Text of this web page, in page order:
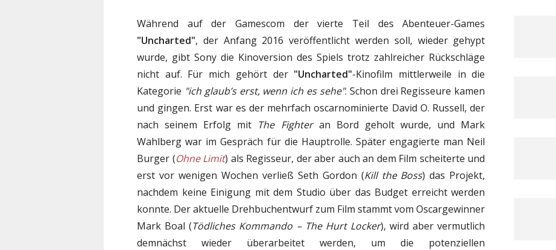
Während auf der Gamescom der vierte Teil des Abenteuer-Games
"Uncharted", der Anfang 2016 veröffentlicht werden soll, wieder gehypt
wurde, gibt Sony die Kinoversion des Spiels trotz zahlreicher Rückschläge
nicht auf. Für mich gehört der "Uncharted"-Kinofilm mittlerweile in die
Kategorie "ich glaub’s erst, wenn ich es sehe". Schon drei Regisseure kamen
und gingen. Erst war es der mehrfach oscarnominierte David O. Russell, der
nach seinem Erfolg mit The Fighteran Bord geholt wurde, und Mark
Wahlberg war im Gespräch für die Hauptrolle. Später engagierte man Neil
Burger (Ohne Limit) als Regisseur, der aber auch an dem Film scheiterte und
erst vor wenigen Wochen verließ Seth Gordon (Kill the Boss) das Projekt,
nachdem keine Einigung mit dem Studio über das Budget erreicht werden
konnte. Der aktuelle Drehbuchentwurf zum Film stammt vom Oscargewinner
Mark Boal (Tödliches Kommando – The Hurt Locker), wird aber vermutlich
demnächst wieder überarbeitet werden, um die potenziellen